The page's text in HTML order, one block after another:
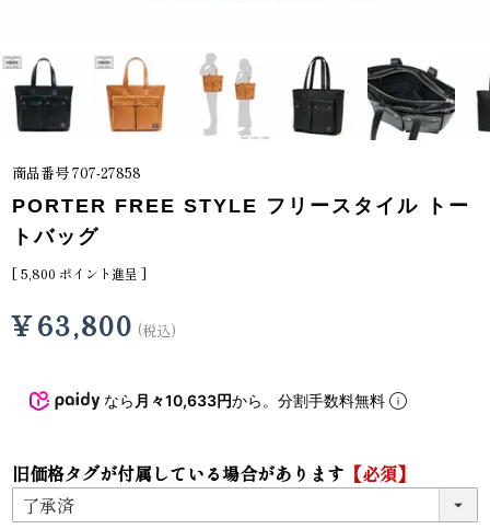
商品番号707-27858
PORTER FREE STYLE フリースタイル トー
トバッグ
[5,800 ポイント進呈 ]
¥63,800 税込
なら 月々10,633円から。分割手数料無料
旧価格タグが付属している場合があります 【必須】